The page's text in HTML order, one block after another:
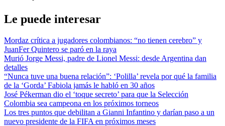
Le puede interesar
Mordaz crítica a jugadores colombianos: “no tienen cerebro” y
JuanFer Quintero se paró en la raya
Murió Jorge Messi, padre de Lionel Messi: desde Argentina dan
detalles
“Nunca tuve una buena relación”: ‘Polilla’ revela por qué la familia
de la ‘Gorda’ Fabiola jamás le habló en 30 años
José Pékerman dio el ‘toque secreto’ para que la Selección
Colombia sea campeona en los próximos torneos
Los tres puntos que debilitan a Gianni Infantino y darían paso a un
nuevo presidente de la FIFA en próximos meses